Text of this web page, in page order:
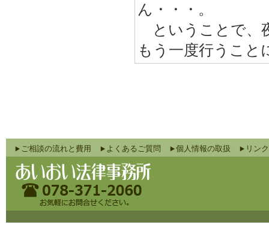
ん・・・。
ということで、
もう一度行うこと
ご相談の流れと費用 よくあるご質問 個人情報の取扱 リン